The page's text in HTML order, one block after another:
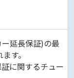
延長保証)の最
す。
に関するチュー